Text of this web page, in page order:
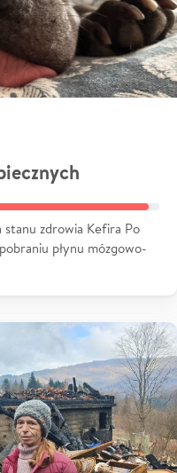
zdrowia Kefira Po
płynu mózgowo-